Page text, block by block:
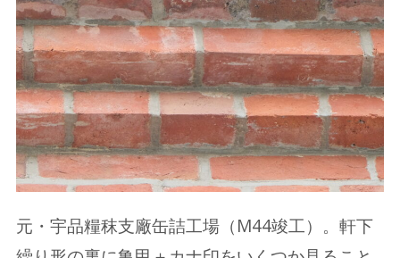
元・宇品糧秣支廠缶詰工場（M44竣工）。軒下